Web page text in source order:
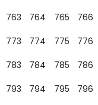
763 764 765 766
773 774 775 776
783 784 785 786
793 794 795 796